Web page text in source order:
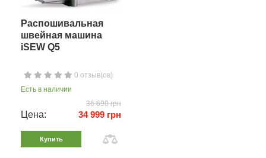
Распошивальная
швейная машина
iSEW Q5
0 отзыв(ов)
Есть в наличии
36 690 грн
Цена: 34 999 грн
Купить